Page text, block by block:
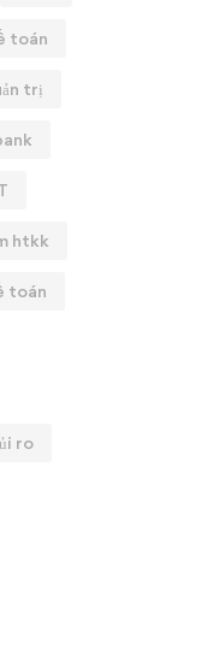
toán
trị
htkk
toán
ro